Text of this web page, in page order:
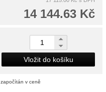
14 144.63 Kč
Vložit do košíku
v ceně